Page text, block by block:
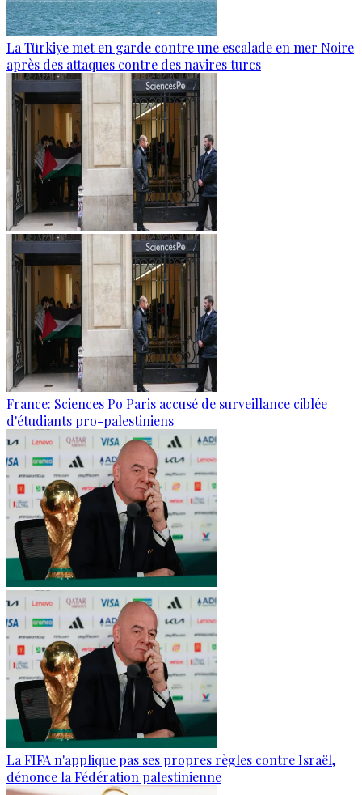
La Türkiye met en garde contre une escalade en mer Noire
après des attaques contre des navires turcs
France: Sciences Po Paris accusé de surveillance ciblée
d'étudiants pro-palestiniens
La FIFA n'applique pas ses propres règles contre Israël,
dénonce la Fédération palestinienne